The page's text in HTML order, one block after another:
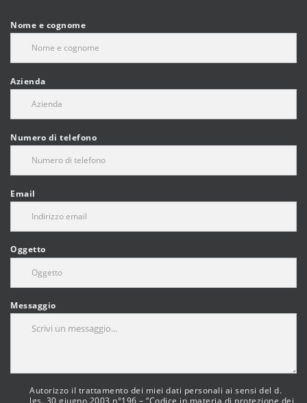
Nome e cognome
Azienda
Numero di telefono
Email
Oggetto
Messaggio
Autorizzo il trattamento dei miei dati personali ai sensi del d.